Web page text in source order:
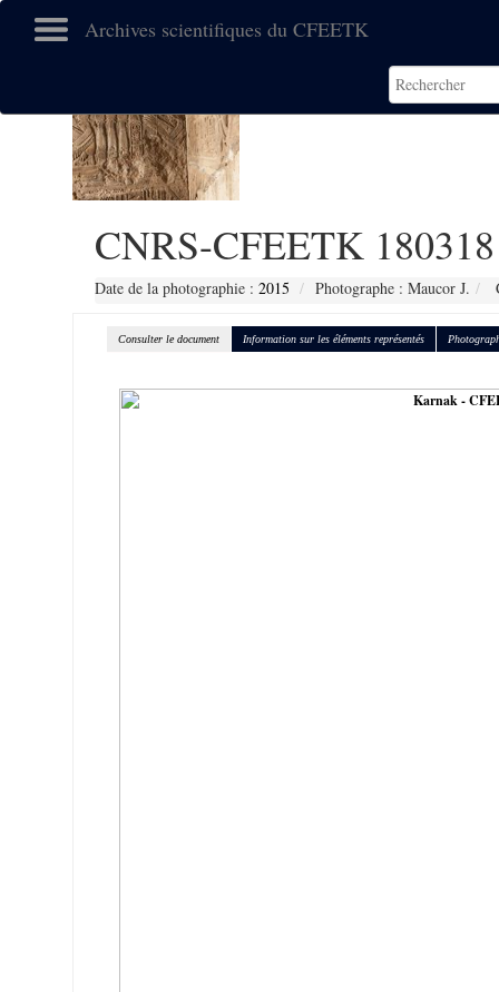
Archives scientifiques du CFEETK
CNRS-CFEETK 180318
Date de la photographie : 2015 Photographe : Maucor J.
Consulter le document Information sur les éléments représentés